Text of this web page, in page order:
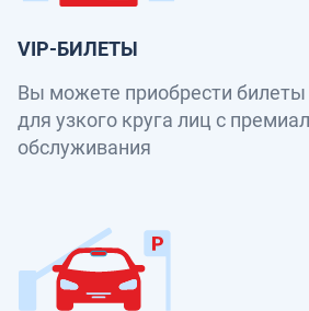
VIP-БИЛЕТЫ
Вы можете приобрести билеты
для узкого круга лиц с
обслуживания